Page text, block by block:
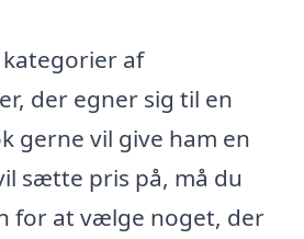
af
der egner sig til en
gerne vil give ham en
sætte pris på, må du
for at vælge noget, der